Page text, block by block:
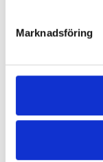
Marknadsföring
Vi håller för
om ni